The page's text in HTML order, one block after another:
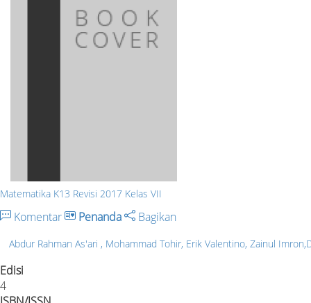
Matematika K13 Revisi 2017 Kelas VII
Komentar Penanda Bagikan
Abdur Rahman As'ari , Mohammad Tohir, Erik Valentino, Zainul
Edisi
4